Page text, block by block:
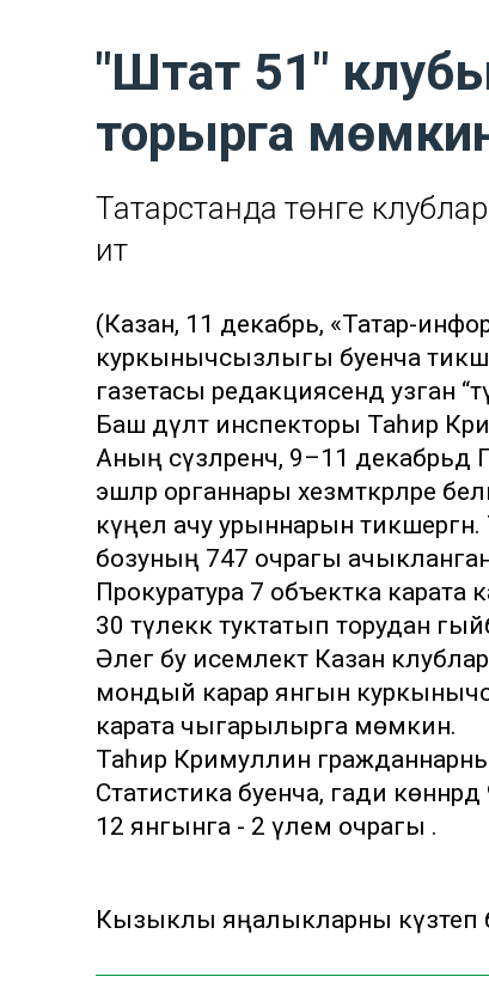
"Штат 51"
торырга
Татарстанда төнге
итә
(Казан, 11 декабрь, «Татар-
куркынычсызлыгы буенча
газетасы редакциясендә узган
Баш дәүләт инспекторы Таһир
Аның сүзләренчә, 9–11 декабрьдә
эшләр органнары хезмәткәрләре
күңел ачу урыннарын
бозуның 747 очрагы
Прокуратура 7 объектка карата
30 тәүлеккә туктатып торудан
Әлегә бу исемлектә Казан
мондый карар янгын
карата чыгарылырга мөмкин.
Таһир Кәримуллин
Статистика буенча, гади
12 янгынга - 2 үлем очрагы .
Кызыклы яңалыкларны күзәтеп